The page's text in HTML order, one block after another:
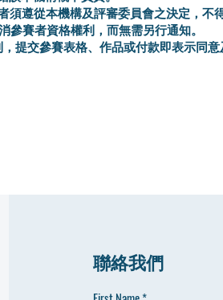
遵從本機構及評審委員會之決定，不得
賽者資格權利，而無需另行通知。
提交參賽表格、作品或付款即表示同
聯絡我們